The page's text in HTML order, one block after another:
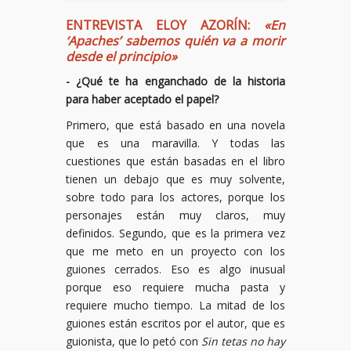
ENTREVISTA ELOY AZORÍN:
«En
‘Apaches’ sabemos quién va a morir
desde el principio»
- ¿Qué te ha enganchado de la historia
para haber aceptado el papel?
Primero, que está basado en una novela
que es una maravilla. Y todas las
cuestiones que están basadas en el libro
tienen un debajo que es muy solvente,
sobre todo para los actores, porque los
personajes están muy claros, muy
definidos. Segundo, que es la primera vez
que me meto en un proyecto con los
guiones cerrados. Eso es algo inusual
porque eso requiere mucha pasta y
requiere mucho tiempo. La mitad de los
guiones están escritos por el autor, que es
guionista, que lo petó con Sin tetas no hay